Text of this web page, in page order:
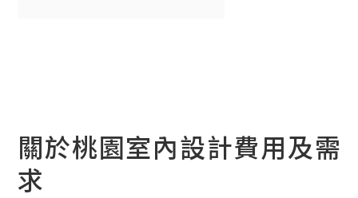
關於桃園室內設計費用及需
求